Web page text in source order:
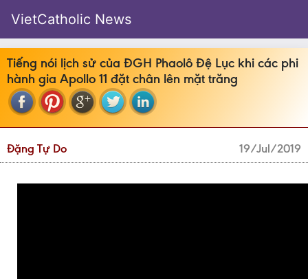
VietCatholic News
Tiếng nói lịch sử của ĐGH Phaolô Đệ Lục khi các phi
hành gia Apollo 11 đặt chân lên mặt trăng
Đặng Tự Do 19/Jul/2019